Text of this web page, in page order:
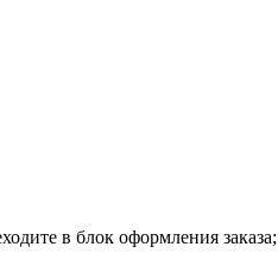
в блок оформления заказа;